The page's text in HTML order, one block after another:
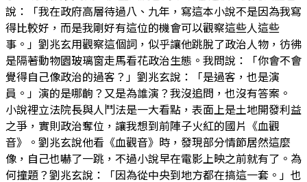
說：「我在政府高層待過八、九年，寫這本小說不是因為我寫
得比較好，而是我剛好有這位的機會可以觀察這些人這些
事。」劉兆玄用觀察這個詞，似乎讓他跳脫了政治人物，彷彿
是隔著動物園玻璃窗走馬看花政治生態。我問說：「你會不會
覺得自己像政治的過客？」劉兆玄說：「是過客，也是演
員。」演的是哪齣？又是為誰演？我沒追問，也沒有答案。
小說裡立法院長與人鬥法是一大看點，表面上是土地開發利益
之爭，實則政治奪位，讓我想到前陣子火紅的國片《血觀
音》。劉兆玄說他看《血觀音》時，發現部分情節居然這麼
像，自己也嚇了一跳，不過小說早在電影上映之前就有了。為
何撞題？劉兆玄說：「因為從中央到地方都在搞這一套。」也